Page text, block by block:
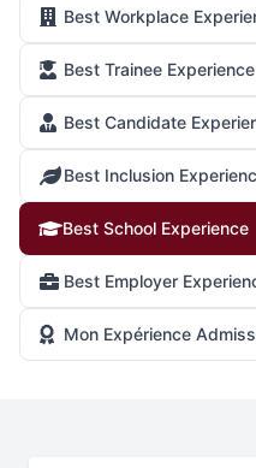
Best Workplace
Best Trainee Experience
Best Candidate
Best Inclusion
Best School Experience
Best Employer
Mon Expérience